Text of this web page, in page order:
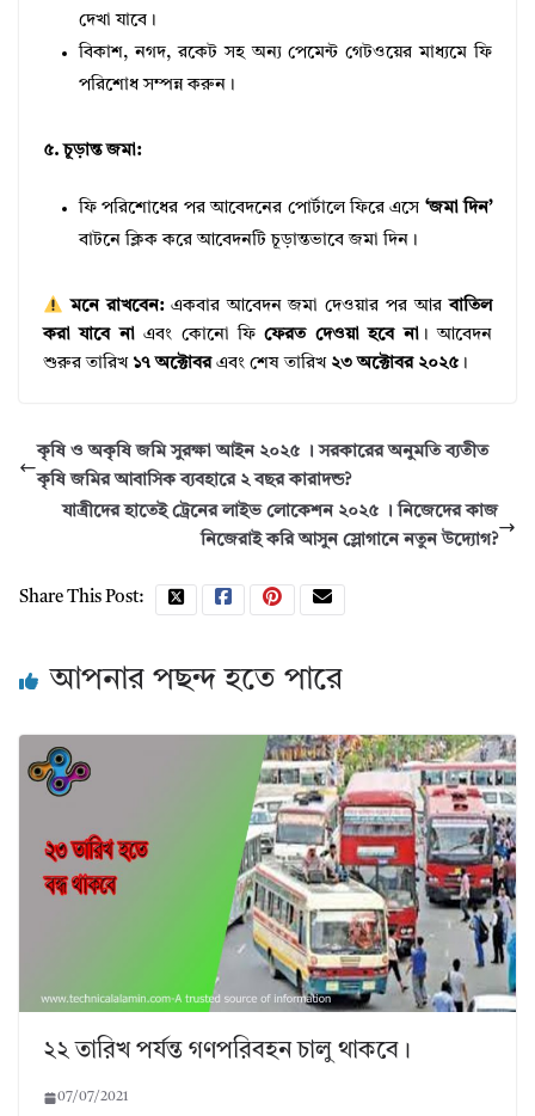
দেখা যাবে।
বিকাশ, নগদ, রকেট সহ অন্য পেমেন্ট গেটওয়ের মাধ্যমে ফি
পরিশোধ সম্পন্ন করুন।
৫. চূড়ান্ত জমা:
ফি পরিশোধের পর আবেদনের পোর্টালে ফিরে এসে ‘জমা দিন’
বাটনে ক্লিক করে আবেদনটি চূড়ান্তভাবে জমা দিন।
মনে রাখবেন:একবার আবেদন জমা দেওয়ার পর আরবাতিল
করা যাবে নাএবং কোনো ফিফেরত দেওয়া হবে না। আবেদন
শুরুর তারিখ ১৭ অক্টোবরএবং শেষ তারিখ ২৩ অক্টোবর ২০২৫ ।
কৃষি ও অকৃষি জমি সুরক্ষা আইন ২০২৫ । সরকারের অনুমতি ব্যতীত
কৃষি জমির আবাসিক ব্যবহারে ২ বছর কারাদন্ড?
যাত্রীদের হাতেই ট্রেনের লাইভ লোকেশন ২০২৫ । নিজেদের কাজ
নিজেরাই করি আসুন স্লোগানে নতুন উদ্যোগ?
Share This Post:
আপনার পছন্দ হতে পারে
২২ তারিখ পর্যন্ত গণপরিবহন চালু থাকবে।
07/07/2021